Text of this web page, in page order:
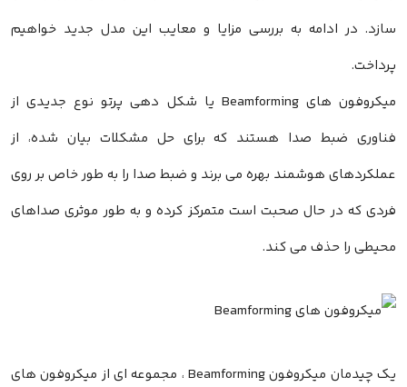
سازد. در ادامه به بررسی مزایا و معایب این مدل جدید خواهیم
پرداخت.
میکروفون های Beamforming یا شکل دهی پرتو نوع جدیدی از
فناوری ضبط صدا هستند که برای حل مشکلات بیان شده، از
عملکردهای هوشمند بهره می برند و ضبط صدا را به طور خاص بر روی
فردی که در حال صحبت است متمرکز کرده و به طور موثری صداهای
محیطی را حذف می کند.
یک چیدمان میکروفون Beamforming ، مجموعه ای از میکروفون های